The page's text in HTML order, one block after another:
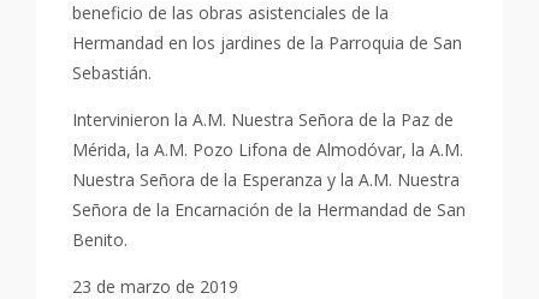
beneficio de las obras asistenciales de la
Hermandad en los jardines de la Parroquia de San
Sebastián.
Intervinieron la A.M. Nuestra Señora de la Paz de
Mérida, la A.M. Pozo Lifona de Almodóvar, la A.M.
Nuestra Señora de la Esperanza y la A.M. Nuestra
Señora de la Encarnación de la Hermandad de San
Benito.
23 de marzo de 2019